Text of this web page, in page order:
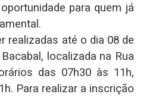
para quem já
realizadas até o dia 08 de
localizada na Rua
das 07h30 às 11h,
Para realizar a inscrição